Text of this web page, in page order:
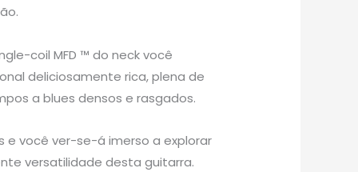
coil MFD ™ do neck você
deliciosamente rica, plena de
a blues densos e rasgados.
e você ver-se-á imerso a explorar
versatilidade desta guitarra.